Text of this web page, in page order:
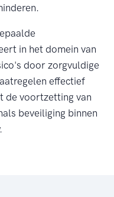
in het domein van
door zorgvuldige
effectief
de voortzetting van
beveiliging binnen